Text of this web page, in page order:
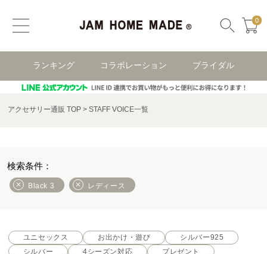
0
ランキング コラボレーション ブライダル
アクセサリー通販 TOP STAFF VOICE一覧
Black 3 レディース
ユニセックス お出かけ・遊び
シルバー925
シルバー
4シーズン対応
プレゼント